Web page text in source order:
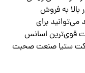
به فروش
می‌توانید برای
قوی‌ترین اسانس
ستیا صنعت صحبت